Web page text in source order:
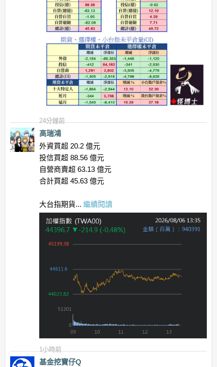
24分鐘前
高瑞鴻
外資買超 20.2 億元
投信買超 88.56 億元
自營商賣超 63.13 億元
合計買超 45.63 億元
大台指期貨... 繼續閱讀
1小時前
基金挖寶仔Q